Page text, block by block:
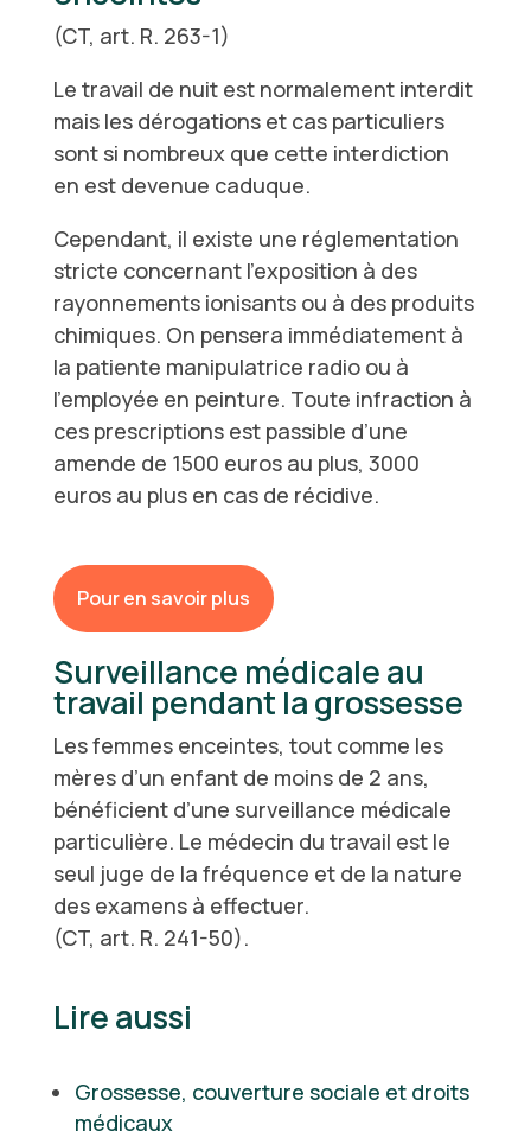
(CT, art. R. 263-1)
Le travail de nuit est normalement interdit
mais les dérogations et cas particuliers
sont si nombreux que cette interdiction
en est devenue caduque.
Cependant, il existe une réglementation
stricte concernant l’exposition à des
rayonnements ionisants ou à des produits
chimiques. On pensera immédiatement à
la patiente manipulatrice radio ou à
l’employée en peinture. Toute infraction à
ces prescriptions est passible d’une
amende de 1500 euros au plus, 3000
euros au plus en cas de récidive.
Pour en savoir plus
Surveillance médicale au
travail pendant la grossesse
Les femmes enceintes, tout comme les
mères d’un enfant de moins de 2 ans,
bénéficient d’une surveillance médicale
particulière. Le médecin du travail est le
seul juge de la fréquence et de la nature
des examens à effectuer.
(CT, art. R. 241-50).
Lire aussi
Grossesse, couverture sociale et droits
médicaux